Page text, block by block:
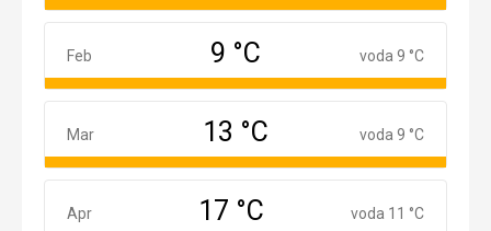
Február
Feb 9 °C voda 9 °C
Marec
Mar 13 °C voda 9 °C
Apríl
Apr 17 °C voda 11 °C